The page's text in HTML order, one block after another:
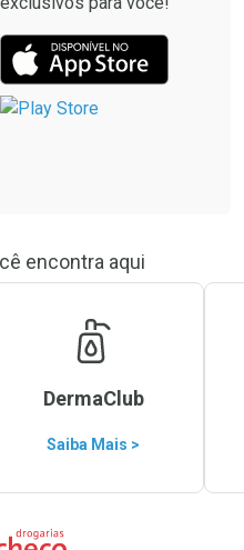
encontra aqui
DermaClub
Saiba Mais >